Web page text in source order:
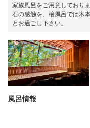
家族風呂をご用意しており
石の感触を、檜風呂では木
とお過ごし下さい。
風呂情報